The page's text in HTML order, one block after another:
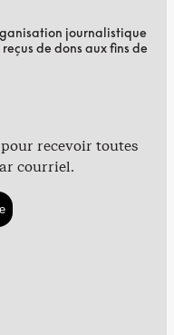
journalistique
de dons aux fins de
recevoir toutes
courriel.